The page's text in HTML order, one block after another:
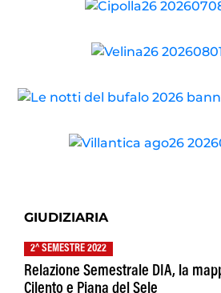
GIUDIZIARIA
2^ SEMESTRE 2022
Relazione Semestrale DIA, la
Cilento e Piana del Sele